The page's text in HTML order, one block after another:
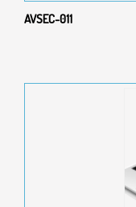
AVSEC-011